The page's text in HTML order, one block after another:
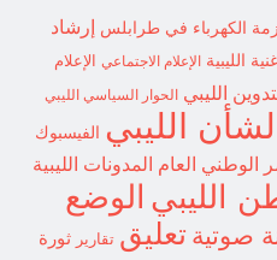
الكهرباء في طرابلس إرشاد
الليبية الإعلام الاجتماعي
الإعلام
الليبي الحوار السياسي الليبي
الشأن الليبي الفيسبوك
الوطني العام المدونات الليبية
الليبي الوضع
صوتية تعليق تقارير
ثورة